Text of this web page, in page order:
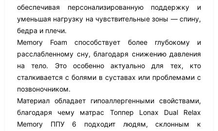
обеспечивая персонализированную поддержку и
уменьшая нагрузку на чувствительные зоны — спину,
бедра и плечи.
Memory Foam способствует более глубокому и
расслабленному сну, благодаря снижению давления
на тело. Это особенно актуально для тех, кто
сталкивается с болями в суставах или проблемами с
позвоночником.
Материал обладает гипоаллергенными свойствами,
благодаря чему матрас Топпер Lonax Dual Relax
Memory ППУ 6 подходит людям, склонным к